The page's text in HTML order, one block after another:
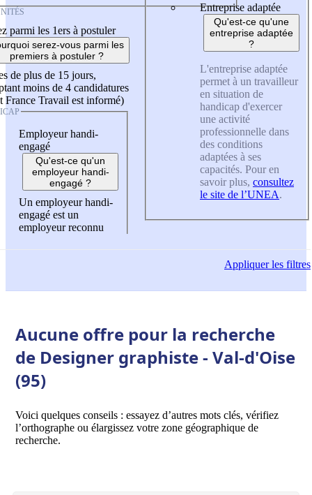
parmi les 1ers à postuler
serez-vous parmi les
premiers à postuler ?
de plus de 15 jours,
moins de 4 candidatures
France Travail est informé)
Employeur handi-
engagé
Qu'est-ce qu'un
employeur handi-
engagé ?
Un employeur handi-
engagé est un
employeur reconnu
Entreprise adaptée
Qu'est-ce qu'une
entreprise adaptée
?
L'entreprise adaptée
permet à un travailleur
en situation de
handicap d'exercer
une activité
professionnelle dans
des conditions
adaptées à ses
capacités. Pour en
savoir plus, consultez
le site de l’UNEA.
Appliquerles filtres
Aucune offre pour la recherche
de Designer graphiste - Val-d'Oise
(95)
Voici quelques conseils : essayez d’autres mots clés, vérifiez
l’orthographe ou élargissez votre zone géographique de
recherche.